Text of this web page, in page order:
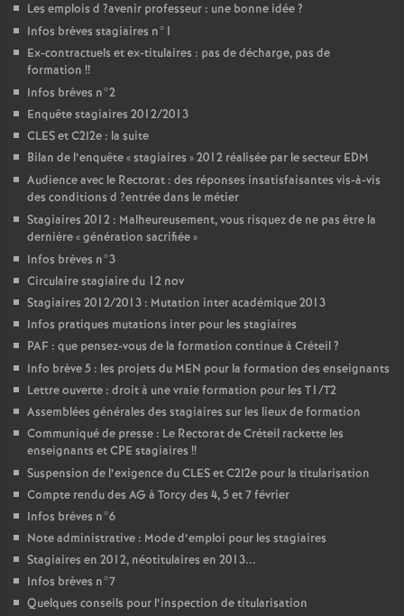
Les emplois d ?avenir professeur : une bonne idée?
Infos brèves stagiaires n°1
Ex-contractuels et ex-titulaires : pas de décharge, pas de
formation !!
Infos brèves n°2
Enquête stagiaires 2012/2013
CLESet C2I2e : la suite
Bilan de l’enquête «stagiaires » 2012 réalisée par le secteur EDM
Audience avec le Rectorat : des réponses insatisfaisantes vis-à-vis
des conditions d ?entrée dans le métier
Stagiaires 2012 : Malheureusement, vous risquez de ne pas être la
dernière «génération sacrifiée»
Infos brèves n°3
Circulaire stagiaire du 12 nov
Stagiaires 2012/2013 : Mutation inter académique 2013
Infos pratiques mutations inter pour les stagiaires
PAF : que pensez-vous de la formation continue à Créteil?
Info brève 5 : les projets du MEN pour la formation des enseignants
Lettre ouverte : droit à une vraie formation pour les T1/T2
Assemblées générales des stagiaires sur les lieux de formation
Communiqué de presse : Le Rectorat de Créteil rackette les
enseignants etCPE stagiaires !!
Suspension de l’exigence duCLESet C2I2e pour la titularisation
Compte rendu des AG à Torcy des 4, 5 et 7 février
Infos brèves n°6
Note administrative : Mode d’emploi pour les stagiaires
Stagiaires en 2012, néotitulaires en 2013...
Infos brèves n°7
Quelques conseils pour l’inspection de titularisation